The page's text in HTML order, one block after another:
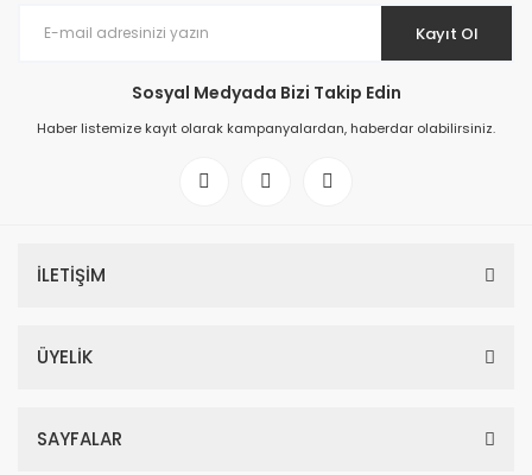
Kayıt Ol
Sosyal Medyada Bizi Takip Edin
Haber listemize kayıt olarak kampanyalardan, haberdar olabilirsiniz.
İLETİŞİM
ÜYELİK
SAYFALAR